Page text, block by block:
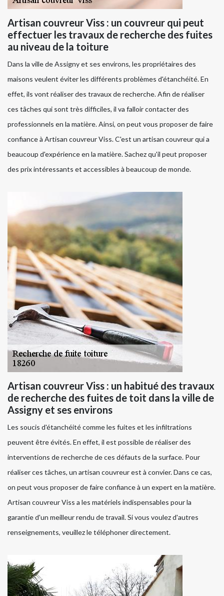
Artisan couvreur Viss : un couvreur qui peut
effectuer les travaux de recherche des fuites
au niveau de la toiture
Dans la ville de Assigny et ses environs, les propriétaires des
maisons veulent éviter les différents problèmes d'étanchéité. En
effet, ils vont réaliser des travaux de recherche. Afin de réaliser
ces tâches qui sont très difficiles, il va falloir contacter des
professionnels en la matière. Ainsi, on peut vous proposer de faire
confiance à Artisan couvreur Viss. C'est un artisan couvreur qui a
beaucoup d'expérience en la matière. Sachez qu'il peut proposer
des prix intéressants et accessibles à beaucoup de monde.
Artisan couvreur Viss : un habitué des travaux
de recherche des fuites de toit dans la ville de
Assigny et ses environs
Les soucis d'étanchéité comme les fuites et les infiltrations
peuvent être évités. En effet, il est possible de réaliser des
interventions de recherche de ces défauts de la surface. Pour
réaliser ces tâches, un artisan couvreur est à convier. Dans ce cas,
on peut vous proposer de faire confiance à un expert en la matière.
Artisan couvreur Viss a les matériels indispensables pour la
garantie d'un meilleur rendu de travail. Si vous voulez d'autres
renseignements, veuillez le téléphoner directement.